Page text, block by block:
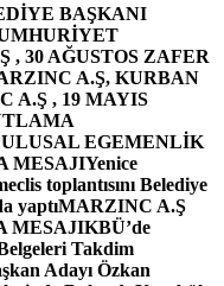
BAŞKANI
, 30 AĞUSTOS ZAFER
A.Ş, KURBAN
A.Ş , 19 MAYIS
EGEMENLİK
MESAJIYenice
toplantısını Belediye
yaptıMARZINC A.Ş
MESAJIKBÜ’de
Takdim
Adayı Özkan